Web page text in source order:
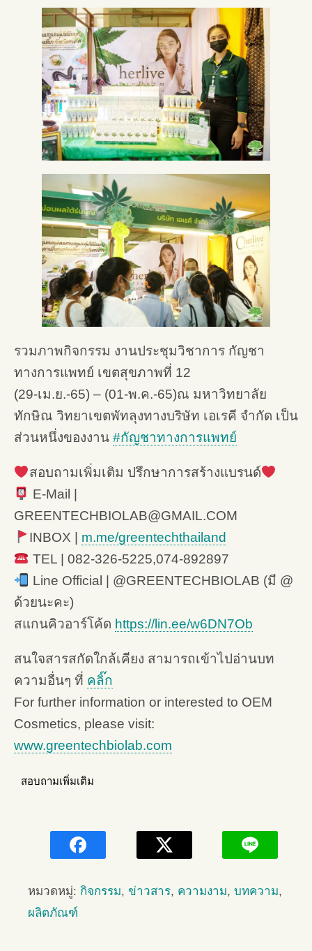
รวมภาพกิจกรรม งานประชุมวิชาการ กัญชา
ทางการแพทย์ เขตสุขภาพที่ 12
(29-เม.ย.-65) – (01-พ.ค.-65)ณ มหาวิทยาลัย
ทักษิณ วิทยาเขตพัทลุงทางบริษัท เอเรคี จำกัด เป็น
ส่วนหนึ่งของงาน #กัญชาทางการแพทย์
สอบถามเพิ่มเติม ปรึกษาการสร้างแบรนด์
E-Mail |
GREENTECHBIOLAB@GMAIL.COM
INBOX | m.me/greentechthailand
TEL | 082-326-5225,074-892897
Line Official | @GREENTECHBIOLAB (มี @
ด้วยนะคะ)
สแกนคิวอาร์โค้ด https://lin.ee/w6DN7Ob
สนใจสารสกัดใกล้เคียง สามารถเข้าไปอ่านบท
ความอื่นๆ ที่ คลิ๊ก
For further information or interested to OEM
Cosmetics, please visit:
www.greentechbiolab.com
สอบถามเพิ่มเติม
หมวดหมู่: กิจกรรม, ข่าวสาร, ความงาม, บทความ,
ผลิตภัณฑ์